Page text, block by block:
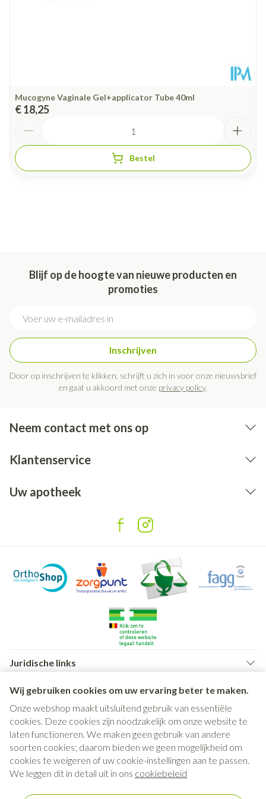
Wij gebruiken cookies om uw ervaring beter te maken.
Onze webshop maakt uitsluitend gebruik van essentiële
cookies. Deze cookies zijn noodzakelijk om onze website te
laten functioneren. We maken geen gebruik van andere
soorten cookies; daarom bieden we geen mogelijkheid om
cookies te weigeren of uw cookie-instellingen aan te passen.
We leggen dit in detail uit in ons cookiebeleid
Mucogyne Vaginale Gel+applicator Tube 40ml
€ 18,25
Bestel
Blijf op de hoogte van nieuwe producten en
promoties
Inschrijven
Door op inschrijven te klikken, schrijft u zich in voor onze nieuwsbrief
en gaat u akkoord met onze privacy policy.
Neem contact met ons op
Klantenservice
Uw apotheek
Juridische links